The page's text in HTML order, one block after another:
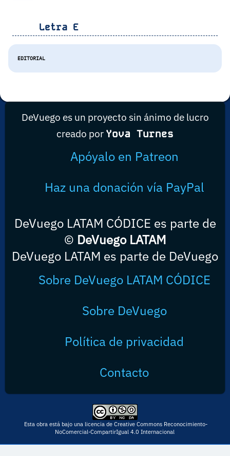
Letra E
EDITORIAL
DeVuego es un proyecto sin ánimo de lucro
creado por Yova Turnes
Apóyalo en Patreon
Haz una donación vía PayPal
DeVuego LATAM CÓDICE es parte de
© DeVuego LATAM
DeVuego LATAM es parte de DeVuego
Sobre DeVuego LATAM CÓDICE
Sobre DeVuego
Política de privacidad
Contacto
Esta obra está bajo una licencia de Creative Commons Reconocimiento-
NoComercial-CompartirIgual 4.0 Internacional